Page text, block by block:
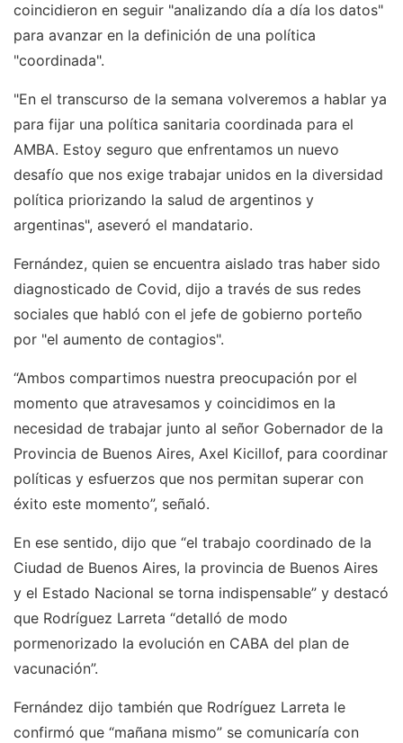
coincidieron en seguir "analizando día a día los datos"
para avanzar en la definición de una política
"coordinada".
"En el transcurso de la semana volveremos a hablar ya
para fijar una política sanitaria coordinada para el
AMBA. Estoy seguro que enfrentamos un nuevo
desafío que nos exige trabajar unidos en la diversidad
política priorizando la salud de argentinos y
argentinas", aseveró el mandatario.
Fernández, quien se encuentra aislado tras haber sido
diagnosticado de Covid, dijo a través de sus redes
sociales que habló con el jefe de gobierno porteño
por "el aumento de contagios".
“Ambos compartimos nuestra preocupación por el
momento que atravesamos y coincidimos en la
necesidad de trabajar junto al señor Gobernador de la
Provincia de Buenos Aires, Axel Kicillof, para coordinar
políticas y esfuerzos que nos permitan superar con
éxito este momento”, señaló.
En ese sentido, dijo que “el trabajo coordinado de la
Ciudad de Buenos Aires, la provincia de Buenos Aires
y el Estado Nacional se torna indispensable” y destacó
que Rodríguez Larreta “detalló de modo
pormenorizado la evolución en CABA del plan de
vacunación”.
Fernández dijo también que Rodríguez Larreta le
confirmó que “mañana mismo” se comunicaría con